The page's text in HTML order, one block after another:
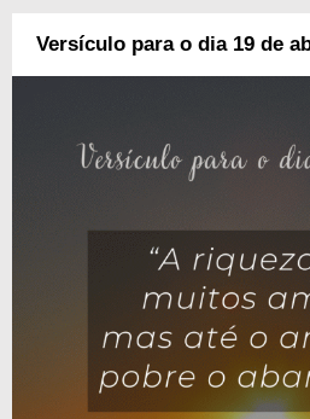
Versículo para o dia 19 de